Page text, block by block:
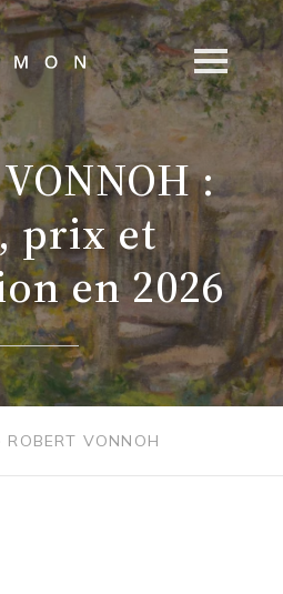
:
prix et
en 2026
ROBERT VONNOH